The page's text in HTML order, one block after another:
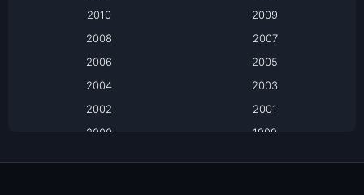
2010
2009
2008
2007
2006
2005
2004
2003
2002
2001
2000
1999